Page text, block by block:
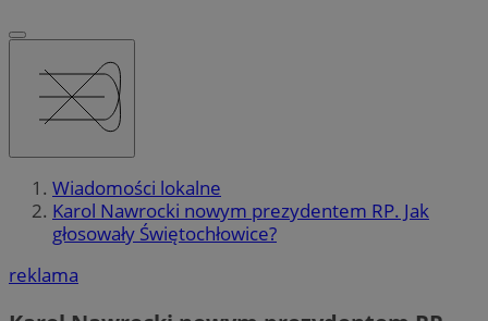
Wiadomości lokalne
Karol Nawrocki nowym prezydentem RP. Jak
głosowały Świętochłowice?
reklama